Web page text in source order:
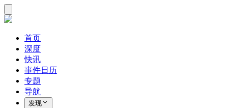
首页
深度
快讯
事件日历
专题
导航
发现